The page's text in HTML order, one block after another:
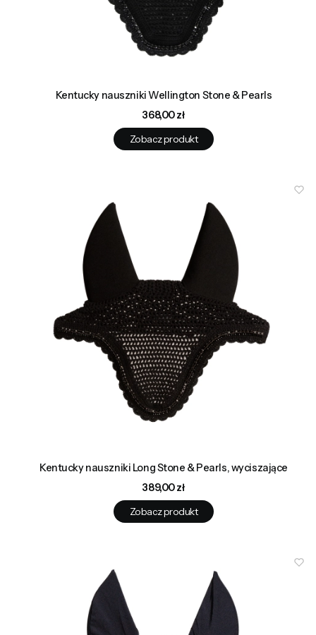
Kentucky nauszniki Wellington Stone & Pearls
Cena
368,00 zł
Zobacz produkt
Kentucky nauszniki Long Stone & Pearls, wyciszające
Cena
389,00 zł
Zobacz produkt